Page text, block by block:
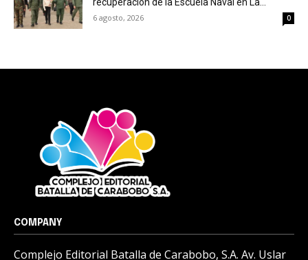
6 agosto, 2026 0
COMPANY
Complejo Editorial Batalla de Carabobo, S.A. Av. Uslar